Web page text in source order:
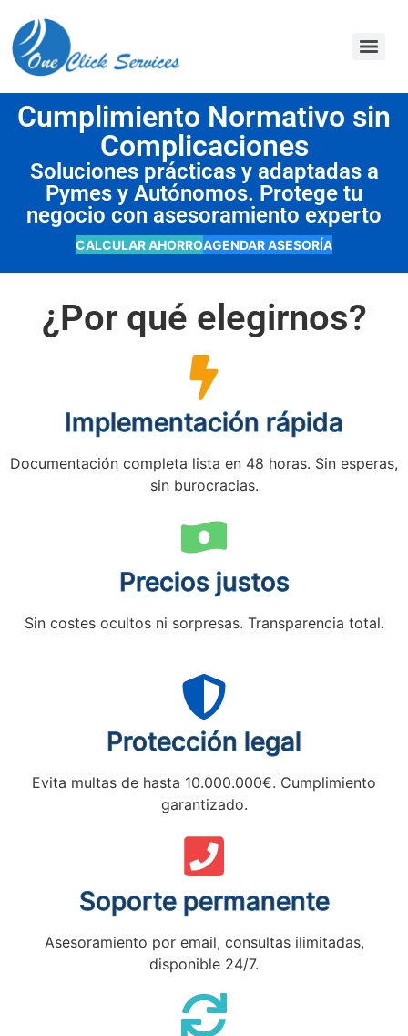
Cumplimiento Normativo sin
Complicaciones
Soluciones prácticas y adaptadas a
Pymes y Autónomos. Protege tu
negocio con asesoramiento experto
CALCULAR AHORROAGENDAR ASESORÍA
¿Por qué elegirnos?
Implementación rápida
Documentación completa lista en 48 horas. Sin esperas,
sin burocracias.
Precios justos
Sin costes ocultos ni sorpresas. Transparencia total.
Protección legal
Evita multas de hasta 10.000.000€. Cumplimiento
garantizado.
Soporte permanente
Asesoramiento por email, consultas ilimitadas,
disponible 24/7.